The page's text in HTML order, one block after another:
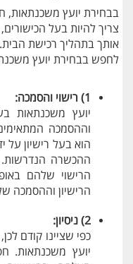
בבחירת יועץ משכנתאות,
צריך להיות בעל
אותך בתהליך רכישת
לחפש בבחירת יועץ
1) רישוי והסמכה:
יועץ משכנתאות
וההסמכה
הוא בעל רישיון על
ההכשרה
הרישוי שלהם
הרישיון וההסמכה
2) ניסיון:
כפי שציינו קודם
יועץ משכנתאות.